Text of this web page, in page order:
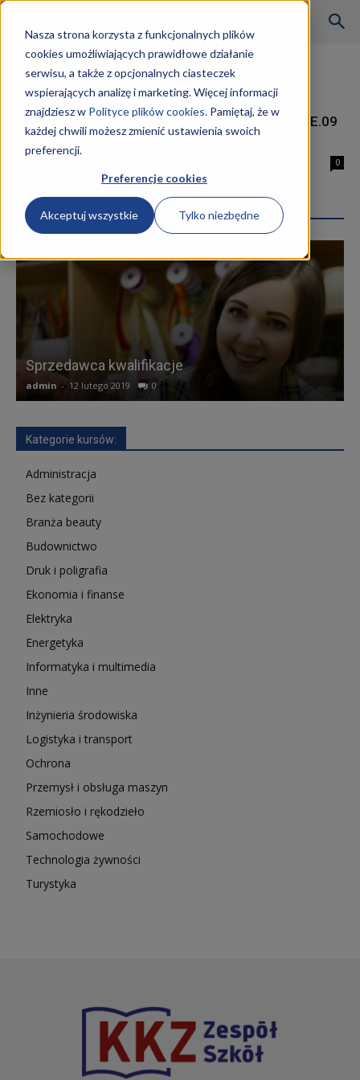
Nasza strona korzysta z funkcjonalnych plików
cookies umożliwiających prawidłowe działanie
serwisu, a także z opcjonalnych ciasteczek
wspierających analizę i marketing. Więcej informacji
znajdziesz w Polityce plików cookies.Pamiętaj, że w
każdej chwili możesz zmienić ustawienia swoich
preferencji.
Preferencje cookies
Akceptuj wszystkie Tylko niezbędne
Szkoły
Aktualności
Strona główna Tagi Technik informatyk online
Tag: technik informatyk online
Kurs Technik Informatyk EE.08 i EE.09
(dawniej E.12, E.13, E14)
0
Najpopularniejsze wpisy
Sprzedawca kwalifikacje
admin - 12 lutego 2019 0
Kategorie kursów:
Administracja
Bez kategorii
Branża beauty
Budownictwo
Druk i poligrafia
Ekonomia i finanse
Elektryka
Energetyka
Informatyka i multimedia
Inne
Inżynieria środowiska
Logistyka i transport
Ochrona
Przemysł i obsługa maszyn
Rzemiosło i rękodzieło
Samochodowe
Technologia żywności
Turystyka